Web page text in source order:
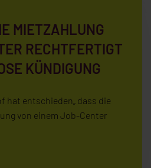
MIETZAHLUNG
RECHTFERTIGT
KÜNDIGUNG
hat entschieden„ dass die
von einem Job-Center